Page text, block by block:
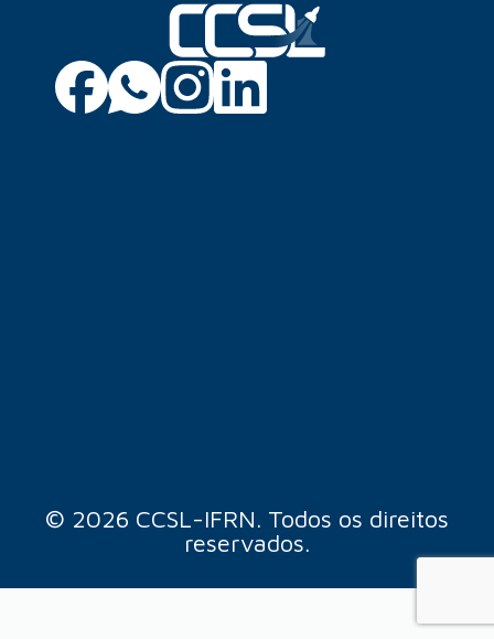
© 2026 CCSL-IFRN. Todos os direitos
reservados.